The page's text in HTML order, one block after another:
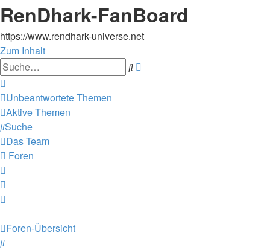
RenDhark-FanBoard
https://www.rendhark-universe.net
Zum Inhalt
Suche
Unbeantwortete Themen
Aktive Themen
Suche
Das Team
Foren
Foren-Übersicht
Suche